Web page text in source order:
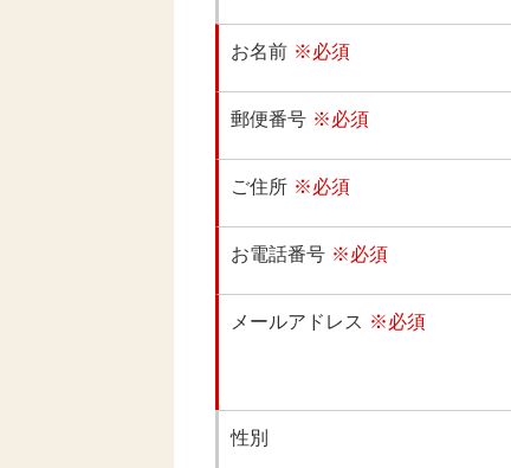
お名前 ※必須
郵便番号 ※必須
ご住所 ※必須
お電話番号 ※必須
メールアドレス ※必須
性別